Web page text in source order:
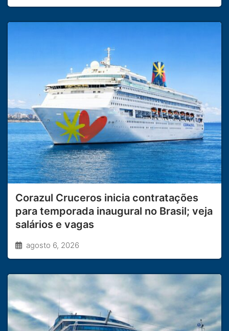
Corazul Cruceros inicia contratações
para temporada inaugural no Brasil; veja
salários e vagas
agosto 6, 2026